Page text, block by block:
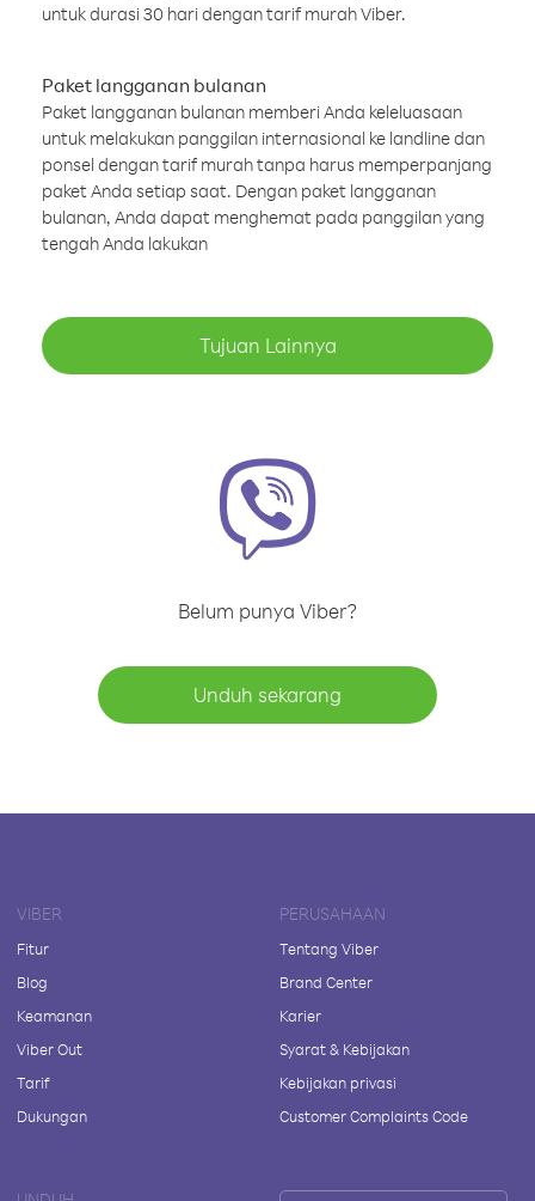
untuk durasi 30 hari dengan tarif murah Viber.
Paket langganan bulanan
Paket langganan bulanan memberi Anda keleluasaan
untuk melakukan panggilan internasional ke landline dan
ponsel dengan tarif murah tanpa harus memperpanjang
paket Anda setiap saat. Dengan paket langganan
bulanan, Anda dapat menghemat pada panggilan yang
tengah Anda lakukan
Tujuan Lainnya
Belum punya Viber?
Unduh sekarang
VIBER
Fitur
Blog
Keamanan
Viber Out
Tarif
Dukungan
PERUSAHAAN
Tentang Viber
Brand Center
Karier
Syarat & Kebijakan
Kebijakan privasi
Customer Complaints Code